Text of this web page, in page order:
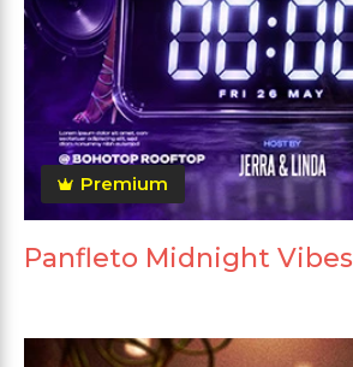
Premium
Panfleto Midnight Vibes